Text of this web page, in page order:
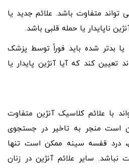
متفاوت باشد. علائم جدید یا
ناپایدار یا حمله قلبی باشد.
یا بدتر شده باید فوراً توسط پزشک
کند که آیا آنژین پایدار یا
با علائم کلاسیک آنژین متفاوت
است منجر به تاخیر در جستجوی
درد قفسه سینه ممکن است تنها
نباشد. سایر علائم آنژین در زنان